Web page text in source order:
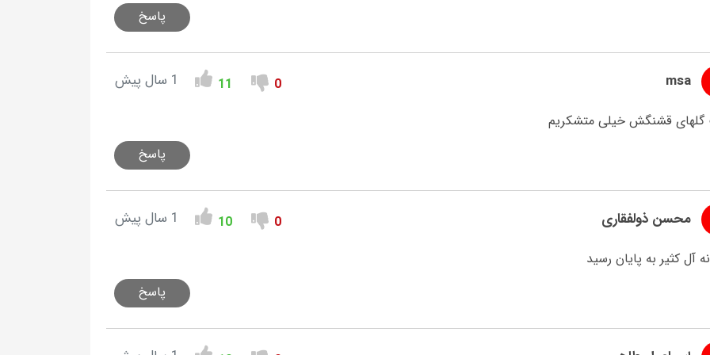
پاسخ
msa
0
11 1 سال پیش
گلهای قشنگش خیلی متشکریم
پاسخ
محسن ذولفقاری 0
10 1 سال پیش
آل کثیر به پایان رسید
پاسخ